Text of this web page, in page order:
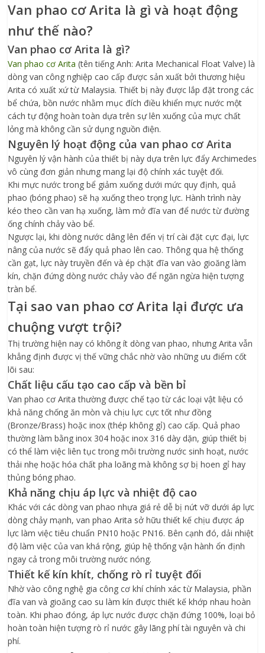
Van phao cơ Arita là gì và hoạt động
như thế nào?
Van phao cơ Arita là gì?
Van phao cơ Arita (tên tiếng Anh: Arita Mechanical Float Valve) là
dòng van công nghiệp cao cấp được sản xuất bởi thương hiệu
Arita có xuất xứ từ Malaysia. Thiết bị này được lắp đặt trong các
bể chứa, bồn nước nhằm mục đích điều khiển mực nước một
cách tự động hoàn toàn dựa trên sự lên xuống của mực chất
lỏng mà không cần sử dụng nguồn điện.
Nguyên lý hoạt động của van phao cơ Arita
Nguyên lý vận hành của thiết bị này dựa trên lực đẩy Archimedes
vô cùng đơn giản nhưng mang lại độ chính xác tuyệt đối.
Khi mực nước trong bể giảm xuống dưới mức quy định, quả
phao (bóng phao) sẽ hạ xuống theo trọng lực. Hành trình này
kéo theo cần van hạ xuống, làm mở đĩa van để nước từ đường
ống chính chảy vào bể.
Ngược lại, khi dòng nước dâng lên đến vị trí cài đặt cực đại, lực
nâng của nước sẽ đẩy quả phao lên cao. Thông qua hệ thống
cần gạt, lực này truyền đến và ép chặt đĩa van vào gioăng làm
kín, chặn đứng dòng nước chảy vào để ngăn ngừa hiện tượng
tràn bể.
Tại sao van phao cơ Arita lại được ưa
chuộng vượt trội?
Thị trường hiện nay có không ít dòng van phao, nhưng Arita vẫn
khẳng định được vị thế vững chắc nhờ vào những ưu điểm cốt
lõi sau:
Chất liệu cấu tạo cao cấp và bền bỉ
Van phao cơ Arita thường được chế tạo từ các loại vật liệu có
khả năng chống ăn mòn và chịu lực cực tốt như đồng
(Bronze/Brass) hoặc inox (thép không gỉ) cao cấp. Quả phao
thường làm bằng inox 304 hoặc inox 316 dày dặn, giúp thiết bị
có thể làm việc liên tục trong môi trường nước sinh hoạt, nước
thải nhẹ hoặc hóa chất pha loãng mà không sợ bị hoen gỉ hay
thủng bóng phao.
Khả năng chịu áp lực và nhiệt độ cao
Khác với các dòng van phao nhựa giá rẻ dễ bị nứt vỡ dưới áp lực
dòng chảy mạnh, van phao Arita sở hữu thiết kế chịu được áp
lực làm việc tiêu chuẩn PN10 hoặc PN16. Bên cạnh đó, dải nhiệt
độ làm việc của van khá rộng, giúp hệ thống vận hành ổn định
ngay cả trong môi trường nước nóng.
Thiết kế kín khít, chống rò rỉ tuyệt đối
Nhờ vào công nghệ gia công cơ khí chính xác từ Malaysia, phần
đĩa van và gioăng cao su làm kín được thiết kế khớp nhau hoàn
toàn. Khi phao đóng, áp lực nước được chặn đứng 100%, loại bỏ
hoàn toàn hiện tượng rò rỉ nước gây lãng phí tài nguyên và chi
phí.